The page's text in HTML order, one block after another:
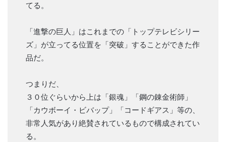
てる。
「進撃の巨人」はこれまでの「トップテレビシリー
ズ」が立ってる位置を「突破」することができた作
品だ。
つまりだ、
３０位ぐらいから上は「銀魂」「鋼の錬金術師」
「カウボーイ・ビバップ」「コードギアス」等の、
非常人気があり絶賛されているもので構成されてい
る。